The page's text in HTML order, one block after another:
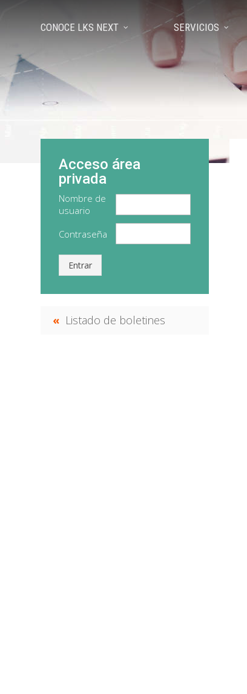
CONOCE LKS NEXT SERVICIOS
Acceso área
privada
Nombre de
usuario
Contraseña
Entrar
Listado de boletines